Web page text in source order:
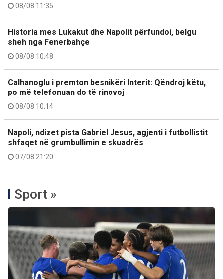
08/08 11:35
Historia mes Lukakut dhe Napolit përfundoi, belgu
sheh nga Fenerbahçe
08/08 10:48
Calhanoglu i premton besnikëri Interit: Qëndroj këtu,
po më telefonuan do të rinovoj
08/08 10:14
Napoli, ndizet pista Gabriel Jesus, agjenti i futbollistit
shfaqet në grumbullimin e skuadrës
07/08 21:20
Sport »